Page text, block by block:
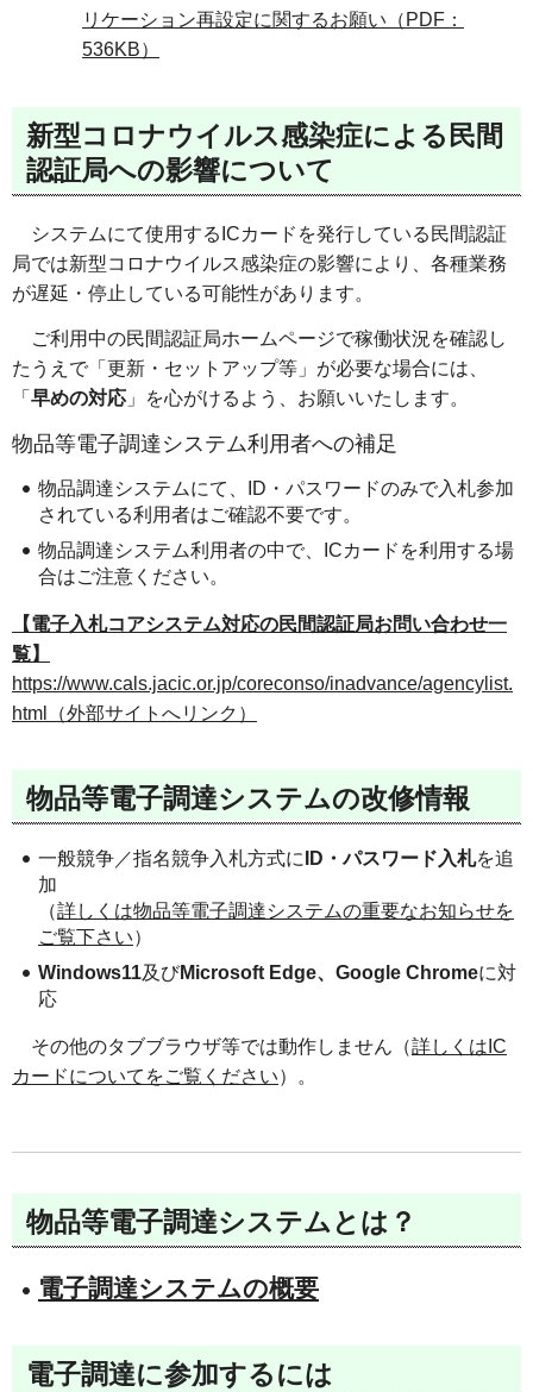
リケーション再設定に関するお願い（PDF：
536KB）
新型コロナウイルス感染症による民間
認証局への影響について
システムにて使用するICカードを発行している民間認証
局では新型コロナウイルス感染症の影響により、各種業務
が遅延・停止している可能性があります。
ご利用中の民間認証局ホームページで稼働状況を確認し
たうえで「更新・セットアップ等」が必要な場合には、
「 早めの対応 」を心がけるよう、お願いいたします。
物品等電子調達システム利用者への補足
物品調達システムにて、ID・パスワードのみで入札参加
されている利用者はご確認不要です。
物品調達システム利用者の中で、ICカードを利用する場
合はご注意ください。
【電子入札コアシステム対応の民間認証局お問い合わせ一
覧】
https://www.cals.jacic.or.jp/coreconso/inadvance/agencylist.
html（外部サイトへリンク）
物品等電子調達システムの改修情報
一般競争／指名競争入札方式に ID・パスワード入札を追
加
（詳しくは物品等電子調達システムの重要なお知らせを
ご覧下さい）
Windows11及びMicrosoft Edge、Google Chromeに対
応
その他のタブブラウザ等では動作しません（詳しくはIC
カードについてをご覧ください）。
物品等電子調達システムとは？
電子調達システムの概要
電子調達に参加するには